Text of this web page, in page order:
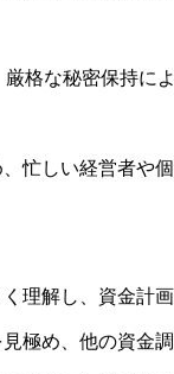
格な秘密保持に
忙しい経営者や
理解し、資金計
極め、他の資金